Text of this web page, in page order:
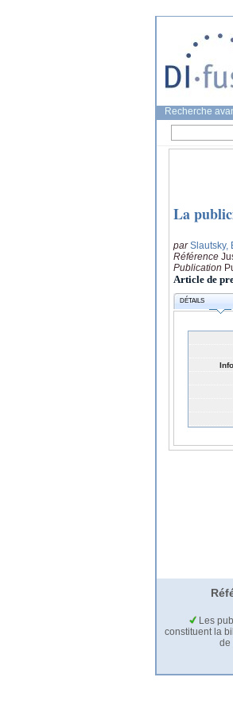
Recherche
La
parSlautsky,
Référence
Publication
Article de
DÉTAILS
Les
constituent la
de